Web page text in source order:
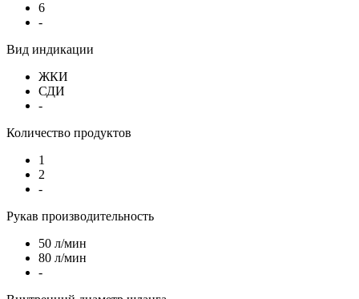
6
-
Вид индикации
ЖКИ
СДИ
-
Количество продуктов
1
2
-
Рукав производительность
50 л/мин
80 л/мин
-